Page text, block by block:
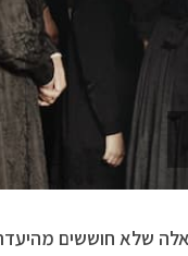
שלא חוששים